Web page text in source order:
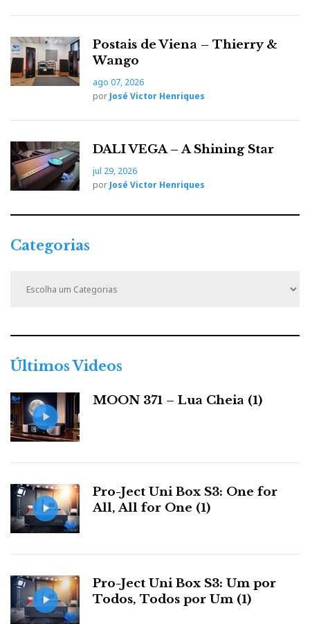
Postais de Viena – Thierry &
Wango
ago 07, 2026
por José Victor Henriques
DALI VEGA – A Shining Star
jul 29, 2026
por José Victor Henriques
Categorias
r
i
s
Últimos Videos
MOON 371 – Lua Cheia (1)
Pro-Ject Uni Box S3: One for
All, All for One (1)
Pro-Ject Uni Box S3: Um por
Todos, Todos por Um (1)